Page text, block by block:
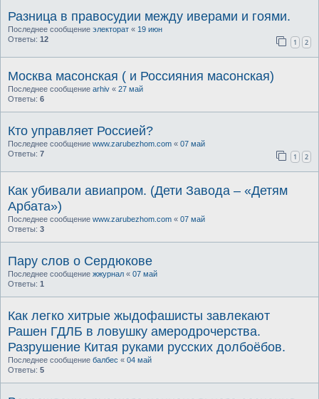
Разница в правосудии между иверами и гоями.
Последнее сообщение электорат « 19 июн
Ответы: 12 1 2
Москва масонская ( и Россияния масонская)
Последнее сообщение arhiv « 27 май
Ответы: 6
Кто управляет Россией?
Последнее сообщение www.zarubezhom.com « 07 май
Ответы: 7 1 2
Как убивали авиапром. (Дети Завода – «Детям
Арбата»)
Последнее сообщение www.zarubezhom.com « 07 май
Ответы: 3
Пару слов о Сердюкове
Последнее сообщение жжурнал « 07 май
Ответы: 1
Как легко хитрые жыдофашисты завлекают
Рашен ГДЛБ в ловушку амеродрочерства.
Разрушение Китая руками русских долбоёбов.
Последнее сообщение балбес « 04 май
Ответы: 5